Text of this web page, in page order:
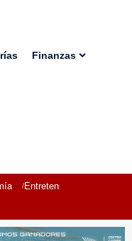
Finanzas
Entretenimiento